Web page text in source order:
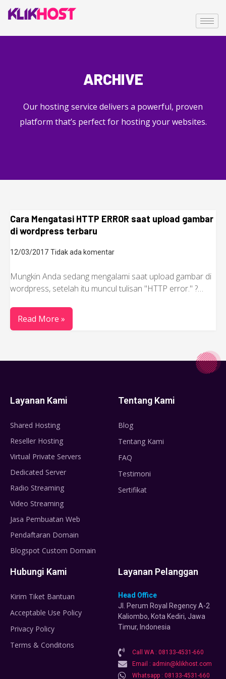
ARCHIVE
Our hosting service delivers a powerful, proven
platform that’s perfect for hosting your websites.
Cara Mengatasi HTTP ERROR saat upload gambar
di wordpress terbaru
12/03/2017 Tidak ada komentar
Mungkin Anda sedang mengalami saat upload gambar di
wordpress, setelah itu muncul tulisan "HTTP error." ?…
Read More »
Layanan Kami
Shared Hosting
Reseller Hosting
Virtual Private Servers
Dedicated Server
Radio Streaming
Video Streaming
Jasa Pembuatan Web
Pendaftaran Domain
Blogspot Custom Domain
Tentang Kami
Blog
Tentang Kami
FAQ
Testimoni
Sertifikat
Hubungi Kami
Kirim Tiket Bantuan
Acceptable Use Policy
Privacy Policy
Terms & Conditons
Layanan Pelanggan
Head Office
Jl. Perum Royal Regency A-2
Kaliombo, Kota Kediri, Jawa
Timur, Indonesia
Call WA : 08133-4531-660
Email : admin@klikhost.com
Whatsapp : 08133-4531-660